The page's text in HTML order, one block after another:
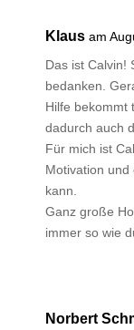
Klaus am
Das ist Calvin!
bedanken.
Hilfe bekommt
dadurch auch
Für mich ist
Motivation und
kann.
Ganz große
immer so wie
Norbert